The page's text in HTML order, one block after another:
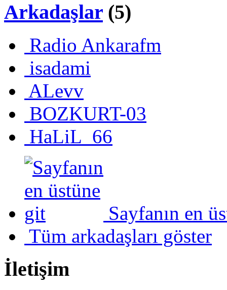
Arkadaşlar (5)
Radio Ankarafm
isadami
ALevv
BOZKURT-03
HaLiL_66
Sayfanın en
Tüm arkadaşları göster
İletişim